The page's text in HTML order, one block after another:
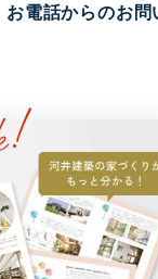
お電話からのお問